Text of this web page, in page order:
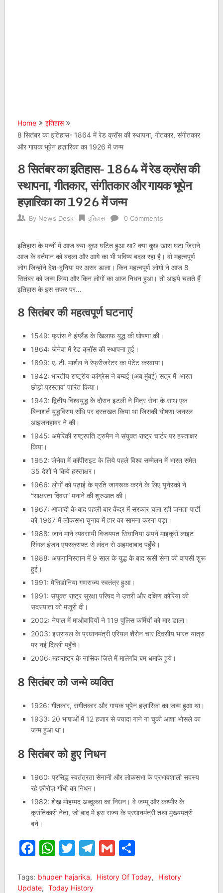
Home
इतिहास
8 सितंबर का इतिहास- 1864 में रेड क्रॉस की स्थापना, गीतकार, संगीतकार
और गायक भूपेन हज़ारिका का 1926 में जन्म
8 सितंबर का इतिहास- 1864 में रेड क्रॉस की
स्थापना, गीतकार, संगीतकार और गायक भूपेन
हज़ारिका का 1926 में जन्म
By News Desk इतिहास 0 Comments
इतिहास के पन्नों में आज क्या-कुछ घटित हुआ था? क्या कुछ खास घटा जिसने
आज के वर्तमान को बदला और आगे का भी भविष्य बदल रहा है। वो महत्वपूर्ण
लोग जिन्होंने देश-दुनिया पर असर डाला। किन महत्वपूर्ण लोगों ने आज 8
सितंबर को जन्म लिया और किन लोगों का आज निधन हुआ। तो आइये चलते हैं
इतिहास के इस सफर पर…
8 सितंबर की महत्वपूर्ण घटनाएं
1549: फ्रांस ने इंग्लैंड के खिलाफ युद्ध की घोषणा की।
1864: जेनेवा में रेड क्रॉस की स्थापना हुई।
1899: ए. टी. मार्शल ने रेफ्रीजरेटर का पेटेंट करवाया।
1942: भारतीय राष्ट्रीय कांग्रेस ने बम्बई (अब मुंबई) सत्र में ‘भारत
छोड़ो प्रस्ताव’ पारित किया।
1943: द्वितीय विश्वयुद्ध के दौरान इटली ने मित्र सेना के साथ एक
बिनाशर्त युद्धविराम संधि पर दस्तखत किया था जिसकी घोषणा जनरल
आइजनहावर ने की।
1945: अमेरिकी राष्ट्रपति ट्रुमैन ने संयुक्त राष्ट्र चार्टर पर हस्ताक्षर
किया।
1952: जेनेवा में काॅपीराइट के लिये पहले विश्व सम्मेलन में भारत समेत
35 देशों ने किये हस्ताक्षर।
1966: लोगों को पढ़ाई के प्रति जागरूक करने के लिए यूनेस्को ने
“साक्षरता दिवस” मनाने की शुरुआत की।
1967: आजादी के बाद पहली बार केंद्र में सरकार चला रही जनता पार्टी
को 1967 में लोकसभा चुनाव में हार का सामना करना पड़ा।
1988: जाने माने व्यवसायी विजयपत सिंघानिया अपने माइक्रो लाइट
सिंगल इंजन एयरक्राफ्ट से लंदन से अहमदाबाद पहुँचे।
1988: अफगानिस्तान में 9 साल के युद्ध के बाद रूसी सेना की वापसी शुरू
हुई।
1991: मैसिडोनिया गणराज्य स्वतंत्र हुआ।
1991: संयुक्त राष्ट्र सुरक्षा परिषद ने उत्तरी और दक्षिण कोरिया की
सदस्याता को मंजूरी दी।
2002: नेपाल में माओवादियों ने 119 पुलिस कर्मियों को मार डाला।
2003: इस्रायल के प्रधानमंत्री एरियल शैरोन चार दिवसीय भारत यात्रा
पर नई दिल्ली पहुँचे।
2006: महाराष्ट्र के नासिक ज़िले में मालेगाँव बम धमाके हुये।
8 सितंबर को जन्मे व्यक्ति
1926: गीतकार, संगीतकार और गायक भूपेन हज़ारिका का जन्म हुआ था।
1933: 20 भाषाओं में 12 हजार से ज्‍यादा गाने गा चुकी आशा भोसले का
जन्म हुआ था।
8 सितंबर को हुए निधन
1960: प्रसिद्ध स्वतंत्रता सेनानी और लोकसभा के प्रभावशाली सदस्य
रहे फ़ीरोज़ गाँधी का निधन।
1982: शेख़ मोहम्मद अब्दुल्ला का निधन। वे जम्मू और कश्मीर के
क्रांतिकारी नेता, जो बाद में इस राज्य के प्रधानमंत्री तथा मुख्यमंत्री
बने।
Facebook
WhatsApp
Twitter
Telegram
GmailShare
Tags: bhupen hajarika, History Of Today,
History
Update, Today History